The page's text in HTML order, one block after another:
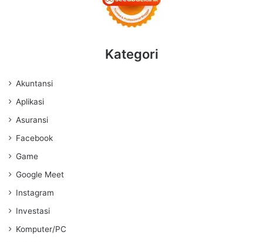
Kategori
Akuntansi
Aplikasi
Asuransi
Facebook
Game
Google Meet
Instagram
Investasi
Komputer/PC